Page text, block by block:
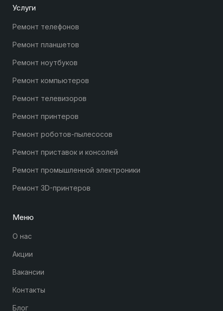
Услуги
Ремонт телефонов
Ремонт планшетов
Ремонт ноутбуков
Ремонт компьютеров
Ремонт телевизоров
Ремонт принтеров
Ремонт роботов-пылесосов
Ремонт приставок и консолей
Ремонт промышленной электроники
Ремонт 3D-принтеров
Меню
О нас
Акции
Вакансии
Контакты
Блог